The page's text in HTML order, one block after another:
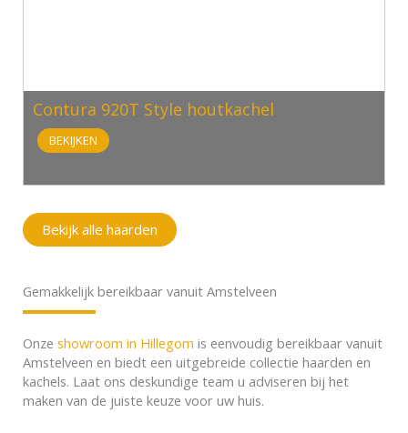
Contura 920T Style houtkachel
BEKIJKEN
Bekijk alle haarden
Gemakkelijk bereikbaar vanuit Amstelveen
Onze showroom in Hillegom is eenvoudig bereikbaar vanuit
Amstelveen en biedt een uitgebreide collectie haarden en
kachels. Laat ons deskundige team u adviseren bij het
maken van de juiste keuze voor uw huis.